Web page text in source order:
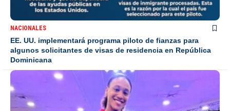
NACIONALES
EE. UU. implementará programa piloto de fianzas para
algunos solicitantes de visas de residencia en República
Dominicana